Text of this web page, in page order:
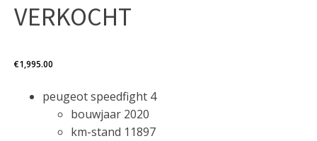
VERKOCHT
€1,995.00
peugeot speedfight 4
bouwjaar 2020
km-stand 11897